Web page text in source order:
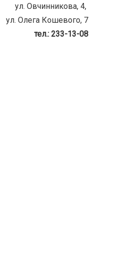
ул. Овчинникова, 4,
ул. Олега Кошевого, 7
тел.: 233-13-08